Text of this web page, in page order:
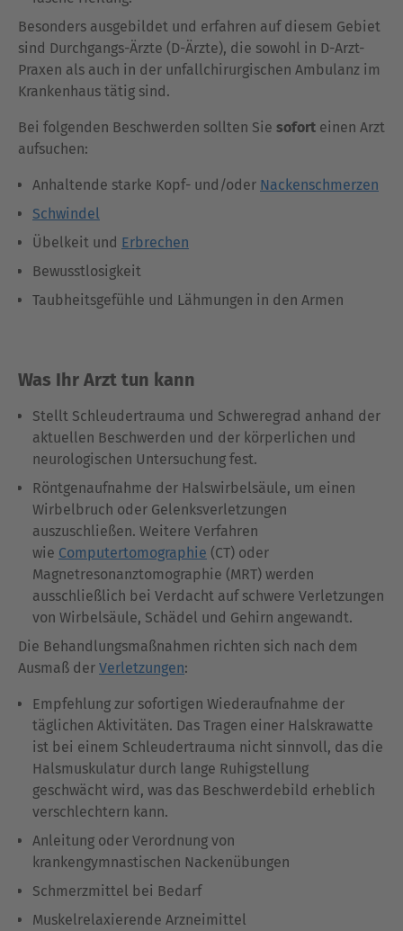
Besonders ausgebildet und erfahren auf diesem Gebiet
sind Durchgangs-Ärzte (D-Ärzte), die sowohl in D-Arzt-
Praxen als auch in der unfallchirurgischen Ambulanz im
Krankenhaus tätig sind.
Bei folgenden Beschwerden sollten Sie sofort einen Arzt
aufsuchen:
Anhaltende starke Kopf- und/oder Nackenschmerzen
Schwindel
Übelkeit und Erbrechen
Bewusstlosigkeit
Taubheitsgefühle und Lähmungen in den Armen
Was Ihr Arzt tun kann
Stellt Schleudertrauma und Schweregrad anhand der
aktuellen Beschwerden und der körperlichen und
neurologischen Untersuchung fest.
Röntgenaufnahme der Halswirbelsäule, um einen
Wirbelbruch oder Gelenksverletzungen
auszuschließen. Weitere Verfahren
wie Computertomographie (CT) oder
Magnetresonanztomographie (MRT) werden
ausschließlich bei Verdacht auf schwere Verletzungen
von Wirbelsäule, Schädel und Gehirn angewandt.
Die Behandlungsmaßnahmen richten sich nach dem
Ausmaß der Verletzungen:
Empfehlung zur sofortigen Wiederaufnahme der
täglichen Aktivitäten. Das Tragen einer Halskrawatte
ist bei einem Schleudertrauma nicht sinnvoll, das die
Halsmuskulatur durch lange Ruhigstellung
geschwächt wird, was das Beschwerdebild erheblich
verschlechtern kann.
Anleitung oder Verordnung von
krankengymnastischen Nackenübungen
Schmerzmittel bei Bedarf
Muskelrelaxierende Arzneimittel